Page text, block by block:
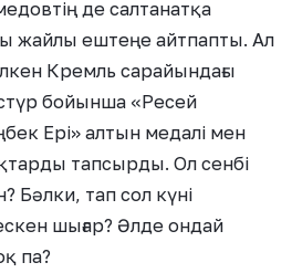
де салтанатқа
жайлы ештеңе айтпапты. Ал
Кремль сарайындағы
бойынша «Ресей
Ері» алтын медалі мен
тапсырды. Ол сенбі
Бәлки, тап сол күні
шығар? Әлде ондай
па?